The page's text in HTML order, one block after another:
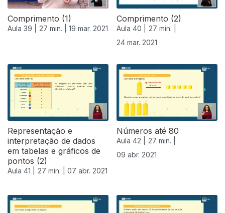
Comprimento (1)
Aula 39 | 27 min. | 19 mar. 2021
Comprimento (2)
Aula 40 |
27 min. |
24 mar. 2021
Representação e
interpretação de dados
em tabelas e gráficos de
pontos (2)
Aula 41 | 27 min. | 07 abr. 2021
Números até 80
Aula 42 |
27 min. |
09 abr. 2021